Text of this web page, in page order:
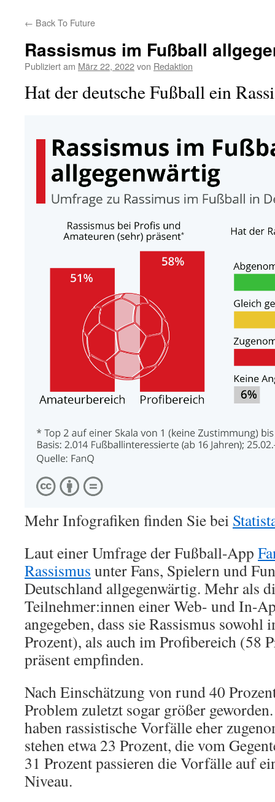
← Back To Future
Rassismus im Fußball
Publiziert am März 22, 2022von Redaktion
Hat der deutsche Fußball ein
Mehr Infografiken finden Sie bei
Laut einer Umfrage der Fußball-App
Rassismus unter Fans, Spielern und
Deutschland allgegenwärtig. Mehr als
Teilnehmer:innen einer Web- und In-
angegeben, dass sie Rassismus
Prozent), als auch im Profibereich (58
präsent empfinden.
Nach Einschätzung von rund 40
Problem zuletzt sogar größer
haben rassistische Vorfälle eher
stehen etwa 23 Prozent, die vom
31 Prozent passieren die Vorfälle auf
Niveau.